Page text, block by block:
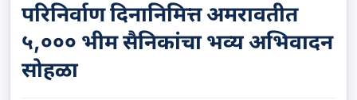
परिनिर्वाण दिनानिमित्त अमरावतीत
५,००० भीम सैनिकांचा भव्य अभिवादन
सोहळा